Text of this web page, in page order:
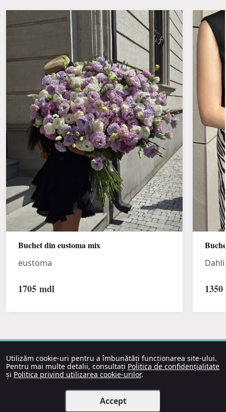
Buchet din eustoma mix
eustoma
1705 mdl 1350
Utilizăm cookie-uri pentru a îmbunătăți funcționarea site-ului.
Pentru mai multe detalii, consultați Politica de confidențialitate
și Politica privind utilizarea cookie-urilor.
Accept